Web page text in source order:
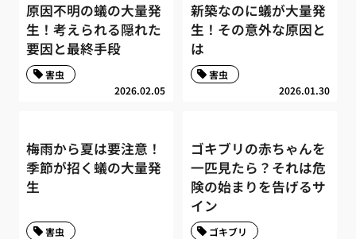
原因不明の蟻の大量発
生！考えられる隠れた
要因と最終手段
2026.02.05
害虫
新築なのに蟻が大量発
生！その意外な原因と
は
2026.01.30
害虫
梅雨から夏は要注意！
季節が招く蟻の大量発
生
害虫
ゴキブリの赤ちゃんを
一匹見たら？それは危
険の始まりを告げるサ
イン
ゴキブリ